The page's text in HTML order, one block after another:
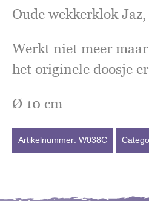
Oude wekkerklok Jaz,
Werkt niet meer
het originele doosje
Ø 10 cm
Artikelnummer: W038C